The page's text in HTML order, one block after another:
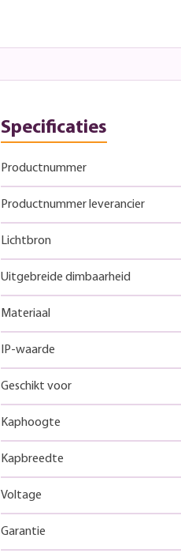
Specificaties
Productnummer
Productnummer leverancier
Lichtbron
Uitgebreide dimbaarheid
Materiaal
IP-waarde
Geschikt voor
Kaphoogte
Kapbreedte
Voltage
Garantie